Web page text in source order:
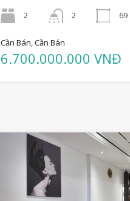
2
2
69
Cần Bán, Cần Bán
6.700.000.000 VNĐ